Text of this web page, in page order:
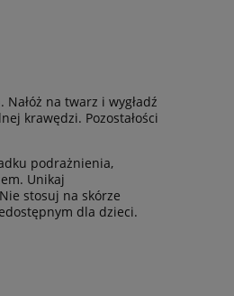
na twarz i wygładź
krawędzi. Pozostałości
podrażnienia,
Unikaj
stosuj na skórze
dla dzieci.